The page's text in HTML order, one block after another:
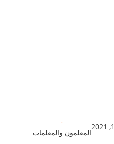
,
المعلمون والمعلمات